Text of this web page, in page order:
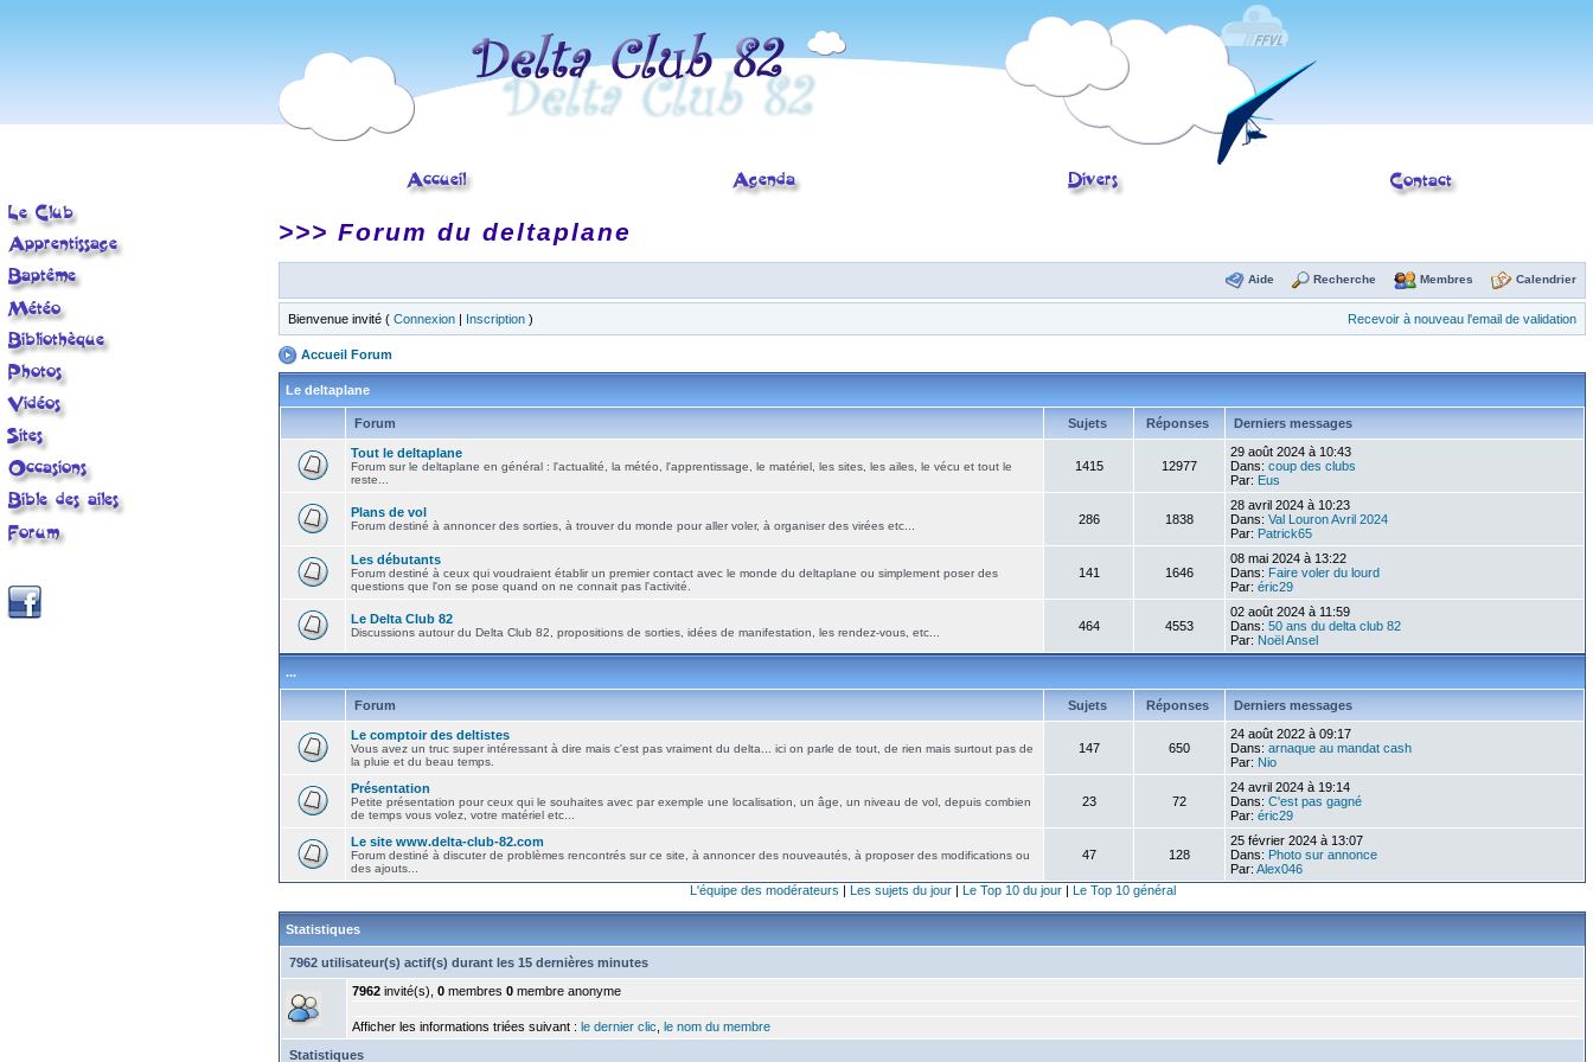
>>> Forum du deltaplane
Aide Recherche Membres Calendrier
Bienvenue invité ( Connexion | Inscription ) Recevoir à nouveau l'email de validation
Accueil Forum
Le deltaplane
Forum Sujets Réponses Derniers messages
Tout le deltaplane
Forum sur le deltaplane en général : l'actualité, la météo, l'apprentissage, le matériel, les sites, les ailes, le vécu et tout le
reste...
1415 12977
29 août 2024 à 10:43
Dans: coup des clubs
Par: Eus
Plans de vol
Forum destiné à annoncer des sorties, à trouver du monde pour aller voler, à organiser des virées etc... 286 1838
28 avril 2024 à 10:23
Dans: Val Louron Avril 2024
Par: Patrick65
Les débutants
Forum destiné à ceux qui voudraient établir un premier contact avec le monde du deltaplane ou simplement poser des
questions que l'on se pose quand on ne connait pas l'activité.
141 1646
08 mai 2024 à 13:22
Dans: Faire voler du lourd
Par: éric29
Le Delta Club 82
Discussions autour du Delta Club 82, propositions de sorties, idées de manifestation, les rendez-vous, etc... 464 4553
02 août 2024 à 11:59
Dans: 50 ans du delta club 82
Par: Noël Ansel
...
Forum Sujets Réponses Derniers messages
Le comptoir des deltistes
Vous avez un truc super intéressant à dire mais c'est pas vraiment du delta... ici on parle de tout, de rien mais surtout pas de
la pluie et du beau temps.
147 650
24 août 2022 à 09:17
Dans: arnaque au mandat cash
Par: Nio
Présentation
Petite présentation pour ceux qui le souhaites avec par exemple une localisation, un âge, un niveau de vol, depuis combien
de temps vous volez, votre matériel etc...
23 72
24 avril 2024 à 19:14
Dans: C'est pas gagné
Par: éric29
Le site www.delta-club-82.com
Forum destiné à discuter de problèmes rencontrés sur ce site, à annoncer des nouveautés, à proposer des modifications ou
des ajouts...
47 128
25 février 2024 à 13:07
Dans: Photo sur annonce
Par: Alex046
L'équipe des modérateurs | Les sujets du jour| Le Top 10 du jour| Le Top 10 général
Statistiques
7962 utilisateur(s) actif(s) durant les 15 dernières minutes
7962 invité(s), 0 membres 0 membre anonyme
Afficher les informations triées suivant : le dernier clic le nom du membre
Statistiques